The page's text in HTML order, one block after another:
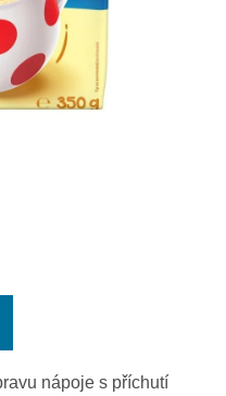
nápoje s příchutí